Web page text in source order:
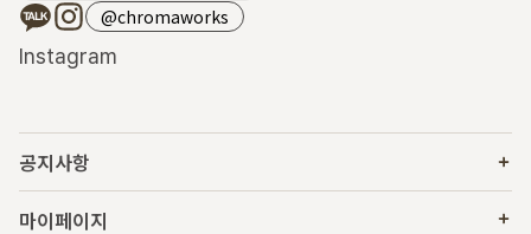
@chromaworks
Instagram
공지사항
마이페이지